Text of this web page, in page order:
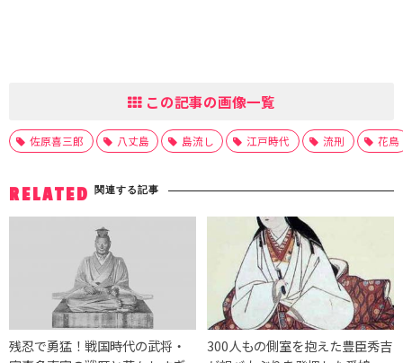
この記事の画像一覧
佐原喜三郎 八丈島 島流し 江戸時代 流刑 花鳥
RELATED 関連する記事
残忍で勇猛！戦国時代の武将・
300人もの側室を抱えた豊臣秀吉